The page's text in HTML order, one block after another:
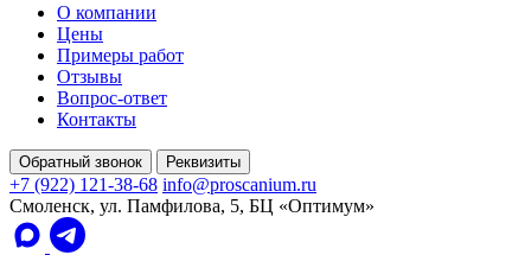
О компании
Цены
Примеры работ
Отзывы
Вопрос-ответ
Контакты
Обратный звонок Реквизиты
+7 (922) 121-38-68 info@proscanium.ru
Смоленск, ул. Памфилова, 5, БЦ «Оптимум»